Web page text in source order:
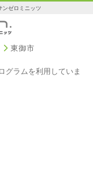
ンゼロミニッツ
東御市
グラムを利用していま